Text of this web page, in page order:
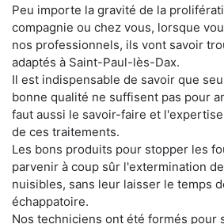
Peu importe la gravité de la
compagnie ou chez vous, lorsque
nos professionnels, ils vont savoir
adaptés à Saint-Paul-lès-Dax.
Il est indispensable de savoir que
bonne qualité ne suffisent pas pour
faut aussi le savoir-faire et
de ces traitements.
Les bons produits pour stopper les
parvenir à coup sûr l'extermination
nuisibles, sans leur laisser le temps
échappatoire.
Nos techniciens ont été formés pour